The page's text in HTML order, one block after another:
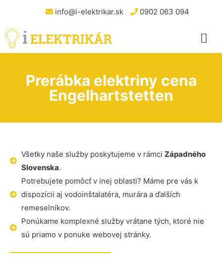
info@i-elektrikar.sk 0902 063 094
Prerábka elektriny cena
Engelhartstetten
Všetky naše služby poskytujeme v rámci Západného
Slovenska.
Potrebujete pomôcť v inej oblasti? Máme pre vás k
dispozícii aj vodoinštalatéra, murára a ďalších
remeselníkov.
Ponúkame komplexné služby vrátane tých, ktoré nie
sú priamo v ponuke webovej stránky.